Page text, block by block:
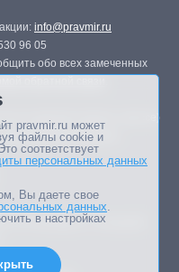
info@pravmir.ru
96 05
обо всех замеченных
изданиях (книгах, прессе)
редакции.
не совпадать с позицией
pravmir.ru может
файлы cookie и
соответствует
персональных данных
Вы даете свое
данных.
в настройках